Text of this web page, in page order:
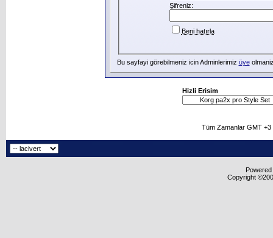
Şifreniz:
Beni hatırla
Bu sayfayi görebilmeniz icin Adminlerimiz üye
Hizli Erisim
Tüm Zamanlar GMT
Copyright